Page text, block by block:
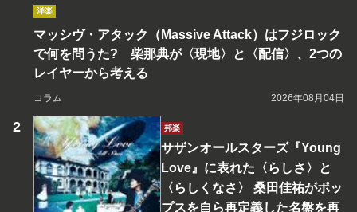
洋楽
マッシヴ・アタック（Massive Attack）はフジロック
で何を問うた? 柴那典が〈現地〉と〈配信〉、2つの
レイヤーから考える
コラム 2026年08月04日
邦楽
サザンオールスターズ『Young
Love』に表れた〈らしさ〉と
〈らしくなさ〉 桑田佳祐がポッ
プスを自ら再定義した名盤を再